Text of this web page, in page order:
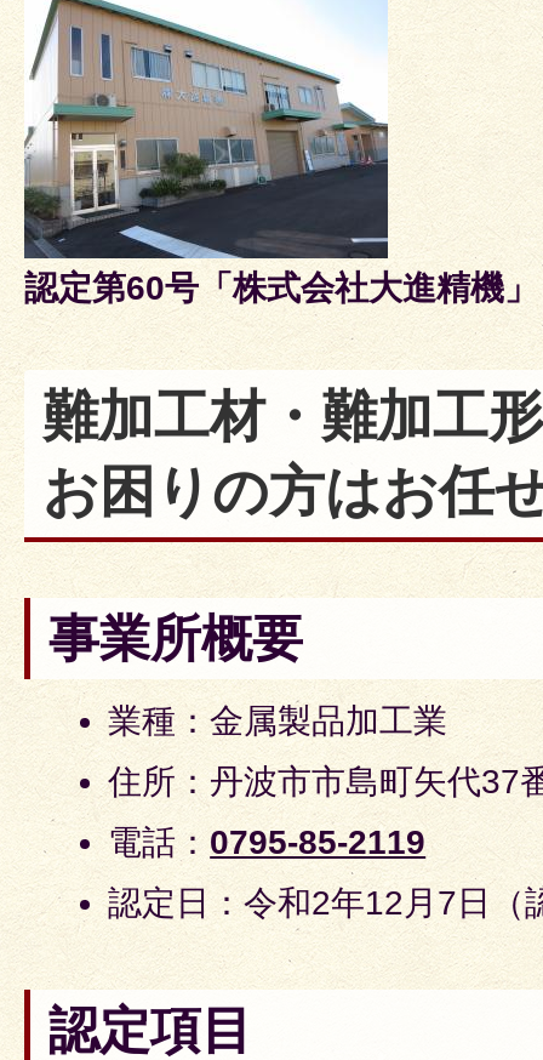
認定第60号「株式会社大進精機」
難加工材・難加工
お困りの方はお任
事業所概要
業種：金属製品加工業
住所：丹波市市島町矢代37
電話： 0795-85-2119
認定日：令和2年12月7日（
認定項目